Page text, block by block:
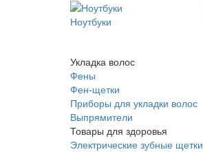
Ноутбуки
Укладка волос
Фены
Фен-щетки
Приборы для укладки волос
Выпрямители
Товары для здоровья
Электрические зубные щетки